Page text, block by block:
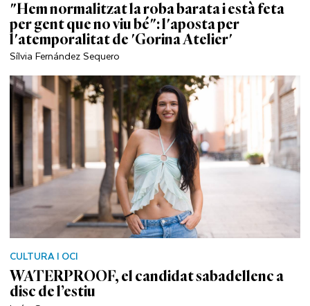
"Hem normalitzat la roba barata i està feta
per gent que no viu bé": l'aposta per
l'atemporalitat de 'Gorina Atelier'
Sílvia Fernández Sequero
CULTURA I OCI
WATERPROOF, el candidat sabadellenc a
disc de l’estiu